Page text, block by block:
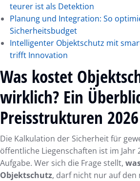
teurer ist als Detektion
Planung und Integration: So
Sicherheitsbudget
Intelligenter Objektschutz mit
trifft Innovation
Was kostet
wirklich? Ein
Preisstrukturen 2026
Die Kalkulation der Sicherheit für
öffentliche Liegenschaften ist im Jahr
Aufgabe. Wer sich die Frage stellt,
Objektschutz, darf nicht nur auf den